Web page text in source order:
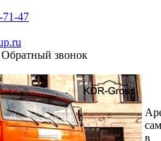
71-47
Обратный звонок
в